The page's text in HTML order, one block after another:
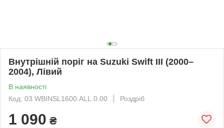
Внутрішній поріг на Suzuki Swift III (2000–
2004), Лівий
В наявності
Код: 03.WBINSL1600.ALL.0.00
Роздріб
1 090 ₴